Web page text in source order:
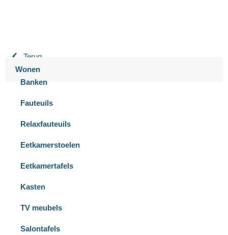
Terug
Wonen
Banken
Fauteuils
Relaxfauteuils
Eetkamerstoelen
Eetkamertafels
Kasten
TV meubels
Salontafels